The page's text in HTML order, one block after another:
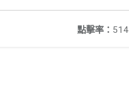
點擊率： 514